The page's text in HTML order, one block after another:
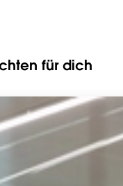
für dich